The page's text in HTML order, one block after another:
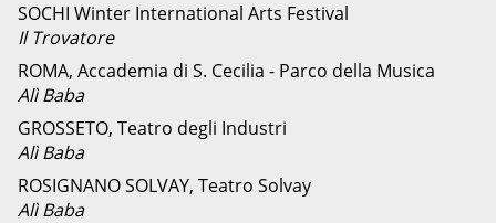
SOCHI Winter International Arts Festival
Il Trovatore
ROMA, Accademia di S. Cecilia - Parco della Musica
Alì Baba
GROSSETO, Teatro degli Industri
Alì Baba
ROSIGNANO SOLVAY, Teatro Solvay
Alì Baba